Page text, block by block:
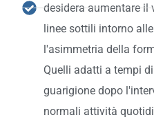
desidera aumentare il
linee sottili intorno
l'asimmetria della
Quelli adatti a tempi
guarigione dopo
normali attività